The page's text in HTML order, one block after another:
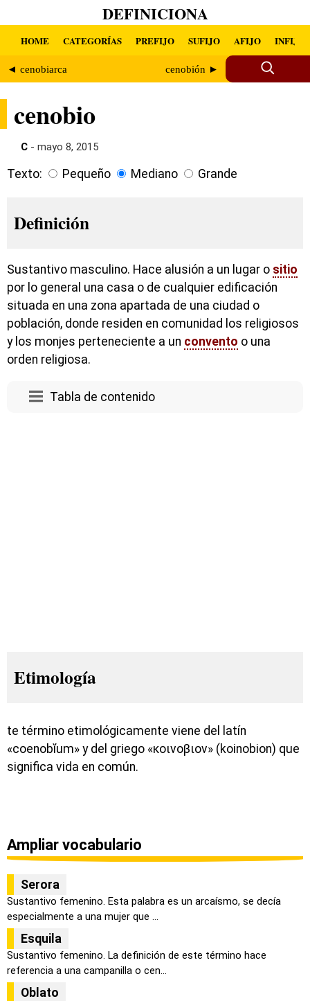
DEFINICIONA
HOME CATEGORÍAS PREFIJO SUFIJO AFIJO INFIJO
◄ cenobiarca cenobión ►
cenobio
C - mayo 8, 2015
Texto: Pequeño Mediano Grande
Definición
Sustantivo masculino. Hace alusión a un lugar o sitio
por lo general una casa o de cualquier edificación
situada en una zona apartada de una ciudad o
población, donde residen en comunidad los religiosos
y los monjes perteneciente a un convento o una
orden religiosa.
Tabla de contenido
Etimología
te término etimológicamente viene del latín
«coenobĭum» y del griego «κοινοβιον» (koinobion) que
significa vida en común.
Ampliar vocabulario
Serora
Sustantivo femenino. Esta palabra es un arcaísmo, se decía
especialmente a una mujer que ...
Esquila
Sustantivo femenino. La definición de este término hace
referencia a una campanilla o cen...
Oblato